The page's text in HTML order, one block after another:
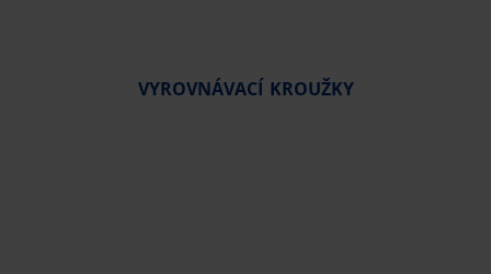
VYROVNÁVACÍ KROUŽKY